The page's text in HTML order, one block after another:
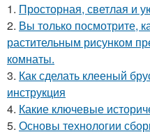
1. Просторная, светлая и
2. Вы только посмотрите,
растительным рисунком
комнаты.
3. Как сделать клееный
инструкция
4. Какие ключевые
5. Основы технологии